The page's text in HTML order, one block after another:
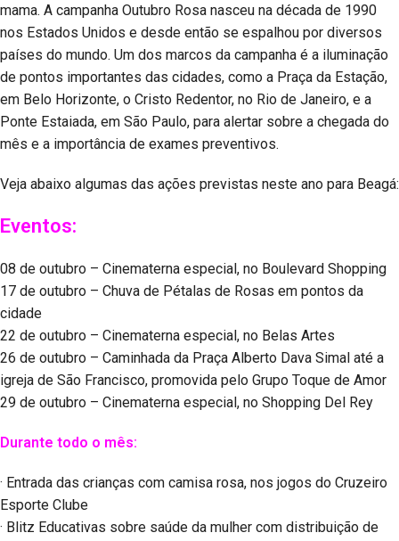
mama. A campanha Outubro Rosa nasceu na década de 1990
nos Estados Unidos e desde então se espalhou por diversos
países do mundo. Um dos marcos da campanha é a iluminação
de pontos importantes das cidades, como a Praça da Estação,
em Belo Horizonte, o Cristo Redentor, no Rio de Janeiro, e a
Ponte Estaiada, em São Paulo, para alertar sobre a chegada do
mês e a importância de exames preventivos.
Veja abaixo algumas das ações previstas neste ano para Beagá:
Eventos:
08 de outubro – Cinematerna especial, no Boulevard Shopping
17 de outubro – Chuva de Pétalas de Rosas em pontos da
cidade
22 de outubro – Cinematerna especial, no Belas Artes
26 de outubro – Caminhada da Praça Alberto Dava Simal até a
igreja de São Francisco, promovida pelo Grupo Toque de Amor
29 de outubro – Cinematerna especial, no Shopping Del Rey
Durante todo o mês:
· Entrada das crianças com camisa rosa, nos jogos do Cruzeiro
Esporte Clube
· Blitz Educativas sobre saúde da mulher com distribuição de